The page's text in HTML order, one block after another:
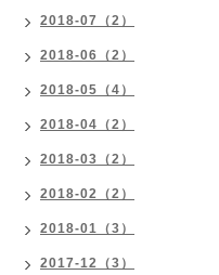
2018-07（2）
2018-06（2）
2018-05（4）
2018-04（2）
2018-03（2）
2018-02（2）
2018-01（3）
2017-12（3）